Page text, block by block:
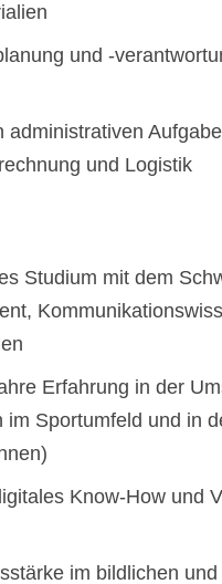
und -
administrativen
und Logistik
Studium mit dem
Erfahrung in der
im Sportumfeld und in
Know-How und
im bildlichen